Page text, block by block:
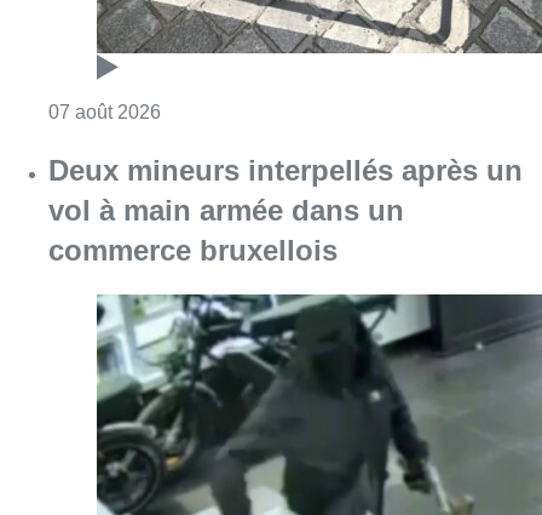
07 août 2026
Deux mineurs interpellés après un
vol à main armée dans un
commerce bruxellois